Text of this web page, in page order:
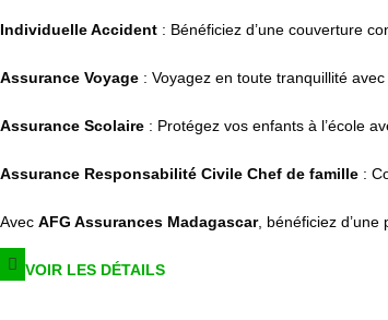
Individuelle Accident : Bénéficiez d’une couverture
Assurance Voyage : Voyagez en toute tranquillité
Assurance Scolaire : Protégez vos enfants à l’école
Assurance Responsabilité Civile Chef de famille :
Avec AFG Assurances Madagascar, bénéficiez
VOIR LES DÉTAILS